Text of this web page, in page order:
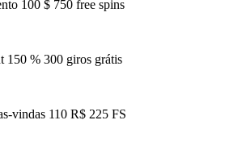
100 $ 750 free spins
150 % 300 giros grátis
vindas 110 R$ 225 FS